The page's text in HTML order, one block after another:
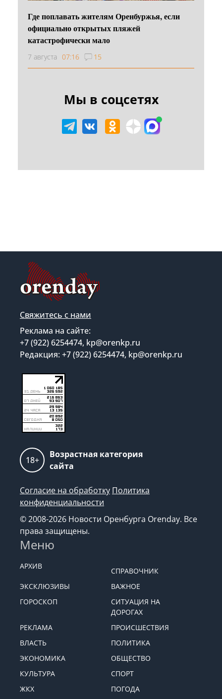
Где поплавать жителям Оренбуржья, если
официально открытых пляжей
катастрофически мало
7 августа 07:16 15
Мы в соцсетях
Свяжитесь с нами
Реклама на сайте:
+7 (922) 6254474, kp@orenkp.ru
Редакция: +7 (922) 6254474, kp@orenkp.ru
18+
Возрастная категория
сайта
Согласие на обработку Политика
конфиденциальности
© 2008-2026 Новости Оренбурга Orenday. Все
права защищены.
Меню
АРХИВ
СПРАВОЧНИК
ЭКСКЛЮЗИВЫ
ВАЖНОЕ
ГОРОСКОП
СИТУАЦИЯ НА
ДОРОГАХ
РЕКЛАМА
ПРОИСШЕСТВИЯ
ВЛАСТЬ
ПОЛИТИКА
ЭКОНОМИКА
ОБЩЕСТВО
КУЛЬТУРА
СПОРТ
ЖКХ
ПОГОДА